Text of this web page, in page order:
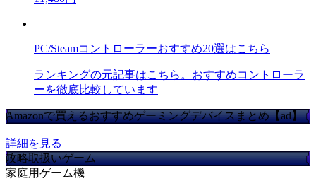
PC/Steamコントローラーおすすめ20選はこちら
ランキングの元記事はこちら。おすすめコントローラ
ーを徹底比較しています
Amazonで買えるおすすめゲーミングデバイスまとめ【ad】
詳細を見る
攻略取扱いゲーム
家庭用ゲーム機